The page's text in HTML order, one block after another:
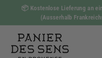
springen
📦 Kostenlose Lieferung an
(Ausserhalb
a